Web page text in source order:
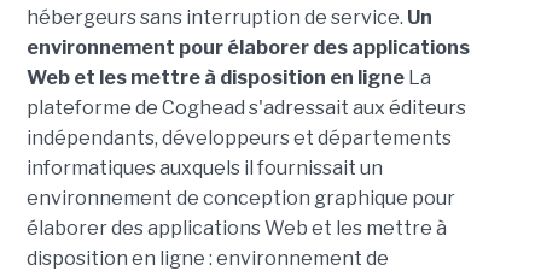
hébergeurs sans interruption de service. Un
environnement pour élaborer des applications
Web et les mettre à disposition en ligneLa
plateforme de Coghead s'adressait aux éditeurs
indépendants, développeurs et départements
informatiques auxquels il fournissait un
environnement de conception graphique pour
élaborer des applications Web et les mettre à
disposition en ligne : environnement de